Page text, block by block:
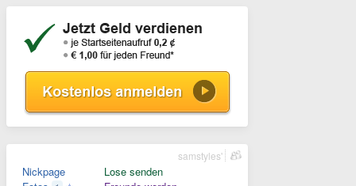
Nickpage
Lose senden
samstyles'